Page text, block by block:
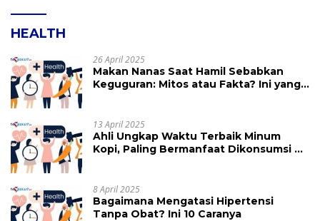
HEALTH
26 April 2025
Makan Nanas Saat Hamil Sebabkan
Keguguran: Mitos atau Fakta? Ini yang
13 April 2025
Ahli Ungkap Waktu Terbaik Minum
Kopi, Paling Bermanfaat Dikonsumsi di
8 April 2025
Bagaimana Mengatasi Hipertensi
Tanpa Obat? Ini 10 Caranya